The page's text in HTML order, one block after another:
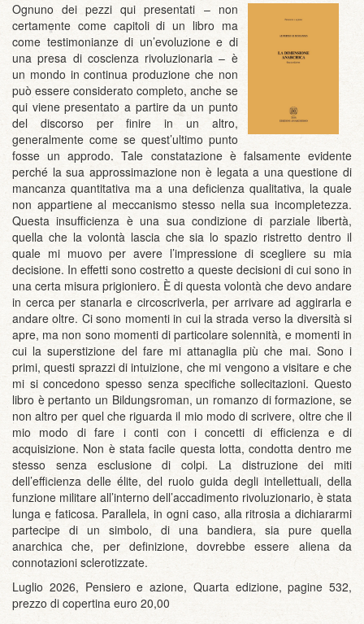
Ognuno dei pezzi qui presentati – non
certamente come capitoli di un libro ma
come testimonianze di un’evoluzione e di
una presa di coscienza rivoluzionaria – è
un mondo in continua produzione che non
può essere considerato completo, anche se
qui viene presentato a partire da un punto
del discorso per finire in un altro,
generalmente come se quest’ultimo punto
fosse un approdo. Tale constatazione è falsamente evidente
perché la sua approssimazione non è legata a una questione di
mancanza quantitativa ma a una deficienza qualitativa, la quale
non appartiene al meccanismo stesso nella sua incompletezza.
Questa insufficienza è una sua condizione di parziale libertà,
quella che la volontà lascia che sia lo spazio ristretto dentro il
quale mi muovo per avere l’impressione di scegliere su mia
decisione. In effetti sono costretto a queste decisioni di cui sono in
una certa misura prigioniero. È di questa volontà che devo andare
in cerca per stanarla e circoscriverla, per arrivare ad aggirarla e
andare oltre. Ci sono momenti in cui la strada verso la diversità si
apre, ma non sono momenti di particolare solennità, e momenti in
cui la superstizione del fare mi attanaglia più che mai. Sono i
primi, questi sprazzi di intuizione, che mi vengono a visitare e che
mi si concedono spesso senza specifiche sollecitazioni. Questo
libro è pertanto un Bildungsroman, un romanzo di formazione, se
non altro per quel che riguarda il mio modo di scrivere, oltre che il
mio modo di fare i conti con i concetti di efficienza e di
acquisizione. Non è stata facile questa lotta, condotta dentro me
stesso senza esclusione di colpi. La distruzione dei miti
dell’efficienza delle élite, del ruolo guida degli intellettuali, della
funzione militare all’interno dell’accadimento rivoluzionario, è stata
lunga e faticosa. Parallela, in ogni caso, alla ritrosia a dichiararmi
partecipe di un simbolo, di una bandiera, sia pure quella
anarchica che, per definizione, dovrebbe essere aliena da
connotazioni sclerotizzate.
Luglio 2026, Pensiero e azione, Quarta edizione, pagine 532,
prezzo di copertina euro 20,00